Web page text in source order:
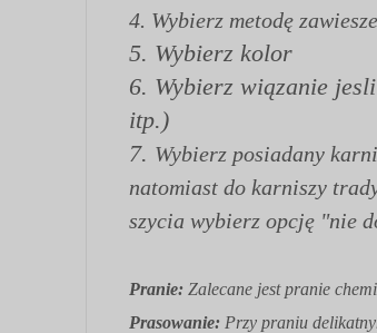
4. Wybierz metodę
5. Wybierz kolor
6. Wybierz wiązanie
itp.)
7. Wybierz posiadany
natomiast do karniszy
szycia wybierz opcję "nie
Pranie: Zalecane jest pranie
Prasowanie: Przy praniu